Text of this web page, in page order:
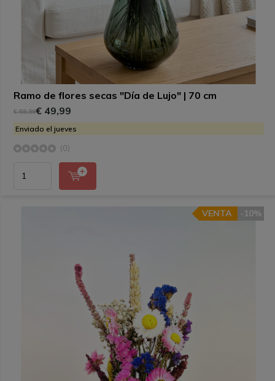
Ramo de flores secas "Día de Lujo" | 70 cm
€ 59,99€ 49,99
Enviado el jueves
(0)
-10%
VENTA